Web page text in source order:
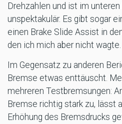
Drehzahlen und ist im unteren
unspektakulär. Es gibt sogar
einen Brake Slide Assist in
den ich mich aber nicht wagte.
Im Gegensatz zu anderen
Bremse etwas enttäuscht.
mehreren Testbremsungen:
Bremse richtig stark zu, lässt
Erhöhung des Bremsdrucks